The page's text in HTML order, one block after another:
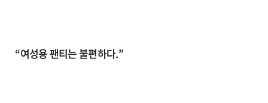
“여성용 팬티는 불편하다.”